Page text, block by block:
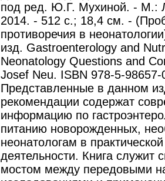
под ред. Ю.Г. Мухиной. - М.:
2014. - 512 с.; 18,4 см. -
противоречия в
изд. Gastroenterology and
Neonatology Questions and
Josef Neu. ISBN 978-5-98657-
Представленные в данном
рекомендации содержат
информацию по
питанию новорожденных,
неонатологам в практической
деятельности. Книга служит
мостом между передовыми